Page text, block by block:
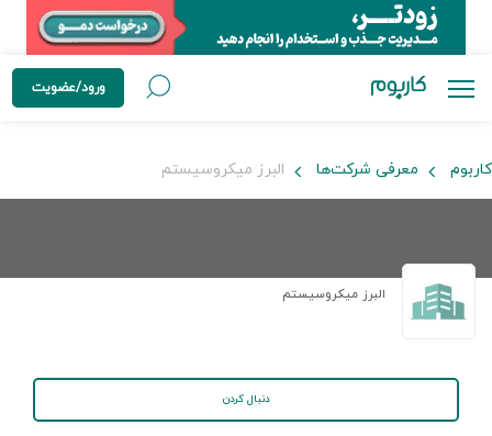
ورود/عضویت
کاربوم معرفی شرکت‌ها البرز میکروسیستم
البرز میکروسیستم
دنبال کردن